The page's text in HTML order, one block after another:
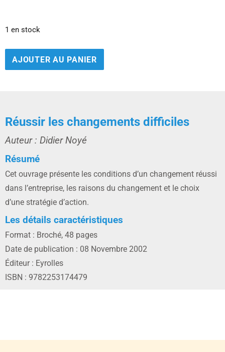
1 en stock
AJOUTER AU PANIER
Réussir les changements difficiles
Auteur : Didier Noyé
Résumé
Cet ouvrage présente les conditions d’un changement réussi
dans l’entreprise, les raisons du changement et le choix
d’une stratégie d’action.
Les détails caractéristiques
Format : Broché, 48 pages
Date de publication : 08 Novembre 2002
Éditeur : Eyrolles
ISBN : 9782253174479